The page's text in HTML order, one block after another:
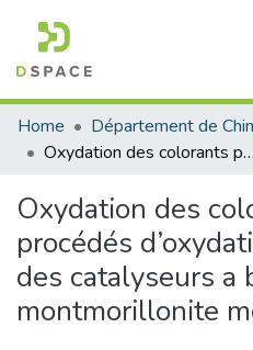
Communities & Collections
All of DSpace
Home Département de
Oxydation des colorants par les procédés d’oxydation avancée sur des catalyseurs a base de la montmorillonite modifiée.
Oxydation des
procédés
des catalyseurs a
montmorillonite